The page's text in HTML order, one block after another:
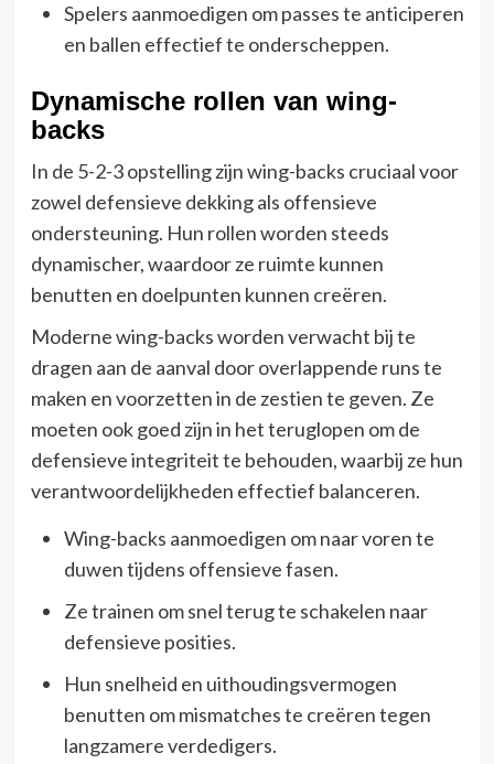
Spelers aanmoedigen om passes te anticiperen
en ballen effectief te onderscheppen.
Dynamische rollen van wing-
backs
In de 5-2-3 opstelling zijn wing-backs cruciaal voor
zowel defensieve dekking als offensieve
ondersteuning. Hun rollen worden steeds
dynamischer, waardoor ze ruimte kunnen
benutten en doelpunten kunnen creëren.
Moderne wing-backs worden verwacht bij te
dragen aan de aanval door overlappende runs te
maken en voorzetten in de zestien te geven. Ze
moeten ook goed zijn in het teruglopen om de
defensieve integriteit te behouden, waarbij ze hun
verantwoordelijkheden effectief balanceren.
Wing-backs aanmoedigen om naar voren te
duwen tijdens offensieve fasen.
Ze trainen om snel terug te schakelen naar
defensieve posities.
Hun snelheid en uithoudingsvermogen
benutten om mismatches te creëren tegen
langzamere verdedigers.